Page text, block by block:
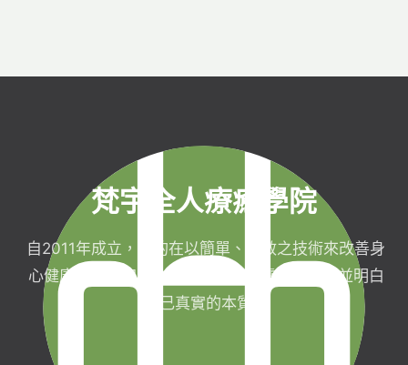
梵宇全人療癒學院
自2011年成立，目的在以簡單、有效之技術來改善身
心健康，協助完成生命目標與實現靈性生活，並明白
自己真實的本質。